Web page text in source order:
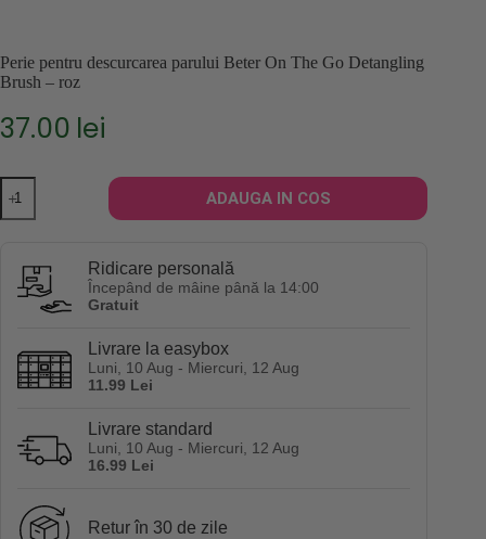
Perie pentru descurcarea parului Beter On The Go Detangling
Brush – roz
37.00 lei
Cantitate
Perie
pentru
Beter
On
Detangling
Brush
ADAUGA IN COS
Ridicare personală
Începând de mâine până la 14:00
Gratuit
Livrare la easybox
Luni, 10 Aug - Miercuri, 12 Aug
11.99 Lei
Livrare standard
Luni, 10 Aug - Miercuri, 12 Aug
16.99 Lei
Retur în 30 de zile